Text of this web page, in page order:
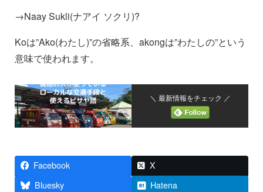
→Naay Sukli(ナアイ ソクリ)?
Koは”Ako(わたし)”の省略系、akongは”わたしの”という
意味で使われます。
＼ 最新情報をチェック ／
Facebook
X
Bluesky
Hatena